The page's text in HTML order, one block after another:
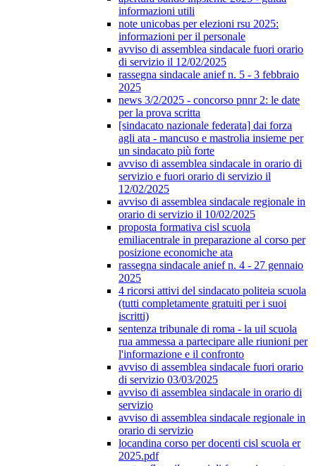
informazioni utili
note unicobas per elezioni rsu 2025:
informazioni per il personale
avviso di assemblea sindacale fuori orario
di servizio il 12/02/2025
rassegna sindacale anief n. 5 - 3 febbraio
2025
news 3/2/2025 - concorso pnnr 2: le date
per la prova scritta
[sindacato nazionale federata] dai forza
agli ata - mancuso e mastrolia insieme per
un sindacato più forte
avviso di assemblea sindacale in orario di
servizio e fuori orario di servizio il
12/02/2025
avviso di assemblea sindacale regionale in
orario di servizio il 10/02/2025
proposta formativa cisl scuola
emiliacentrale in preparazione al corso per
posizione economiche ata
rassegna sindacale anief n. 4 - 27 gennaio
2025
4 ricorsi attivi del sindacato politeia scuola
(tutti completamente gratuiti per i suoi
iscritti)
sentenza tribunale di roma - la uil scuola
rua ammessa a partecipare alle riunioni per
l'informazione e il confronto
avviso di assemblea sindacale fuori orario
di servizio 03/03/2025
avviso di assemblea sindacale in orario di
servizio
avviso di assemblea sindacale regionale in
orario di servizio
locandina corso per docenti cisl scuola er
2025.pdf